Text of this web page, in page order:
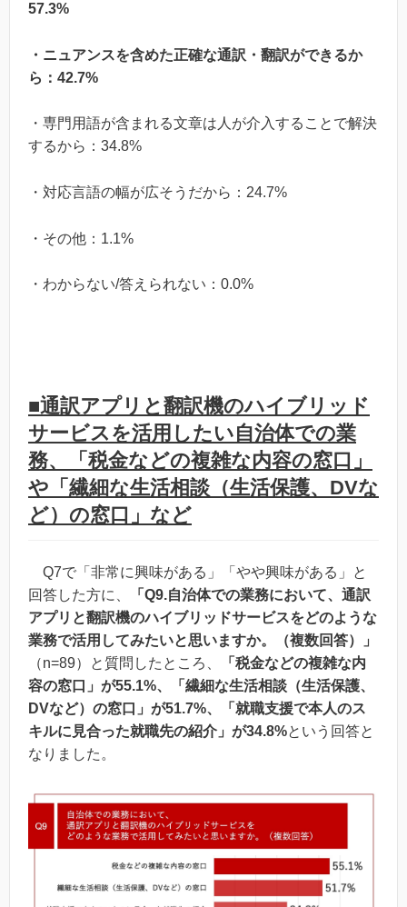
57.3%
・ニュアンスを含めた正確な通訳・翻訳ができるか
ら：42.7%
・専門用語が含まれる文章は人が介入することで解決
するから：34.8%
・対応言語の幅が広そうだから：24.7%
・その他：1.1%
・わからない/答えられない：0.0%
■通訳アプリと翻訳機のハイブリッド
サービスを活用したい自治体での業
務、「税金などの複雑な内容の窓口」
や「繊細な生活相談（生活保護、DVな
ど）の窓口」など
Q7で「非常に興味がある」「やや興味がある」と
回答した方に、
「Q9.自治体での業務において、通訳
アプリと翻訳機のハイブリッドサービスをどのような
業務で活用してみたいと思いますか。（複数回答）」
（n=89）と質問したところ、
「税金などの複雑な内
容の窓口」が55.1%、「繊細な生活相談（生活保護、
DVなど）の窓口」が51.7%、「就職支援で本人のス
キルに見合った就職先の紹介」が34.8%という回答と
なりました。